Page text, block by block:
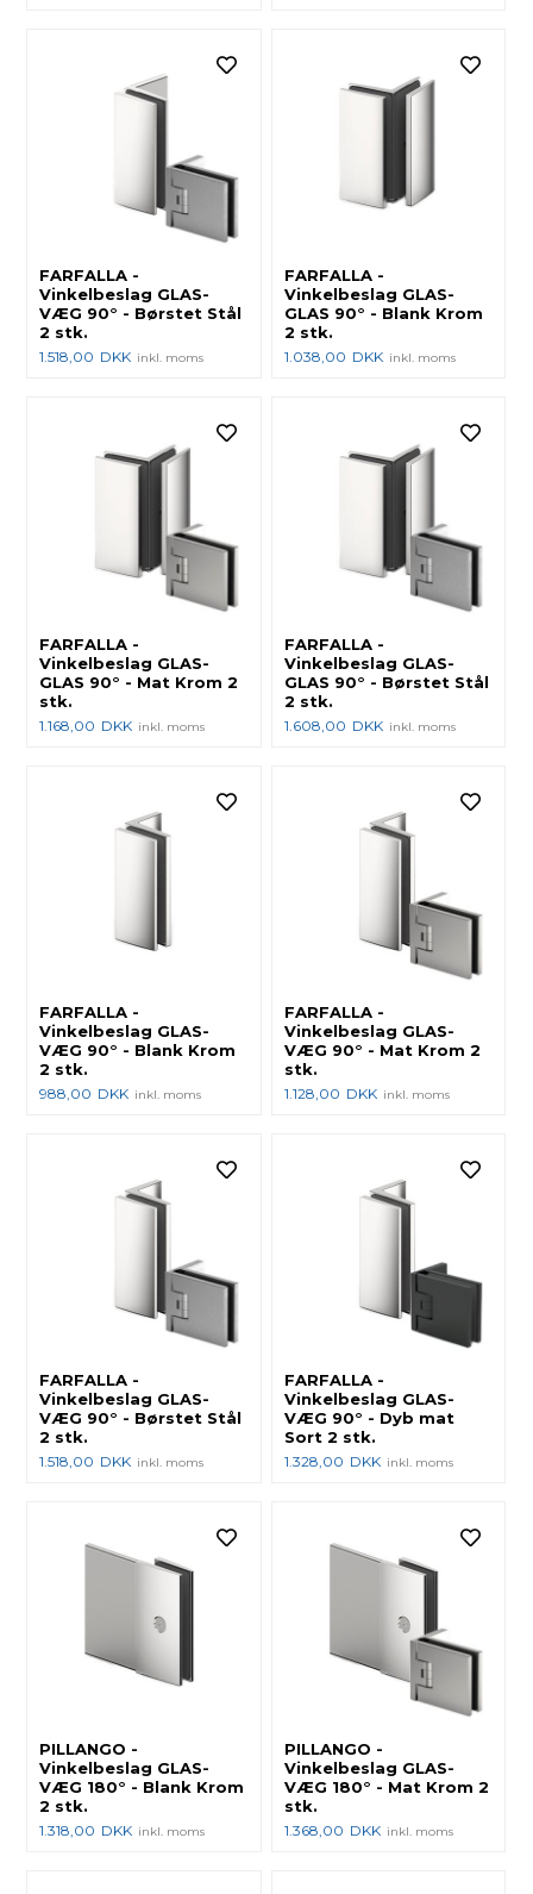
FARFALLA -
Vinkelbeslag GLAS-
VÆG 90° - Børstet Stål
2 stk.
1.518,00 DKK inkl. moms
FARFALLA -
Vinkelbeslag GLAS-
GLAS 90° - Blank Krom
2 stk.
1.038,00 DKK inkl. moms
FARFALLA -
Vinkelbeslag GLAS-
GLAS 90° - Mat Krom 2
stk.
1.168,00 DKK inkl. moms
FARFALLA -
Vinkelbeslag GLAS-
GLAS 90° - Børstet Stål
2 stk.
1.608,00 DKK inkl. moms
FARFALLA -
Vinkelbeslag GLAS-
VÆG 90° - Blank Krom
2 stk.
988,00 DKK inkl. moms
FARFALLA -
Vinkelbeslag GLAS-
VÆG 90° - Mat Krom 2
stk.
1.128,00 DKK inkl. moms
FARFALLA -
Vinkelbeslag GLAS-
VÆG 90° - Børstet Stål
2 stk.
1.518,00 DKK inkl. moms
FARFALLA -
Vinkelbeslag GLAS-
VÆG 90° - Dyb mat
Sort 2 stk.
1.328,00 DKK inkl. moms
PILLANGO -
Vinkelbeslag GLAS-
VÆG 180° - Blank Krom
2 stk.
1.318,00 DKK inkl. moms
PILLANGO -
Vinkelbeslag GLAS-
VÆG 180° - Mat Krom 2
stk.
1.368,00 DKK inkl. moms